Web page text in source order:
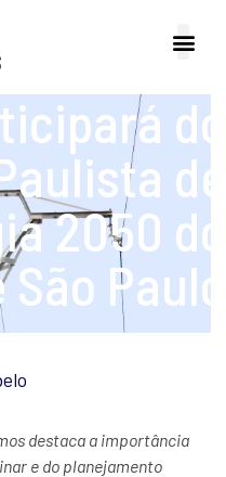
do
de
2050 do
Paulo
destaca a importância
e do planejamento